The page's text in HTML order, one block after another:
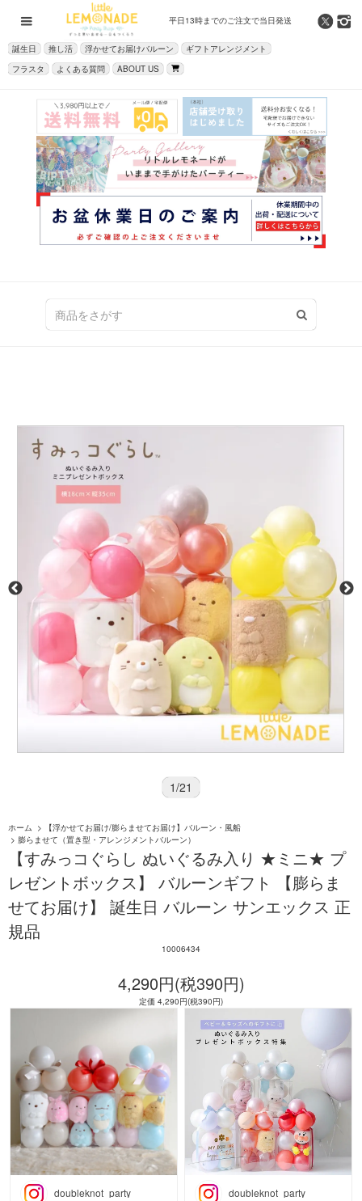
平日13時までのご注文で当日発送
誕生日 推し活 浮かせてお届けバルーン
ギフトアレンジメント
フラスタ
よくある質問 ABOUT US
1/21
ホーム >
【浮かせてお届け/膨らませてお届け】バルーン・風船
> 膨らませて（置き型・アレンジメントバルーン）
【すみっコぐらし ぬいぐるみ入り ★ミニ★ プ
レゼントボックス】 バルーンギフト 【膨らま
せてお届け】 誕生日 バルーン サンエックス 正
規品
10006434
4,290円(税390円)
定価 4,290円(税390円)
doubleknot_party
doubleknot_party